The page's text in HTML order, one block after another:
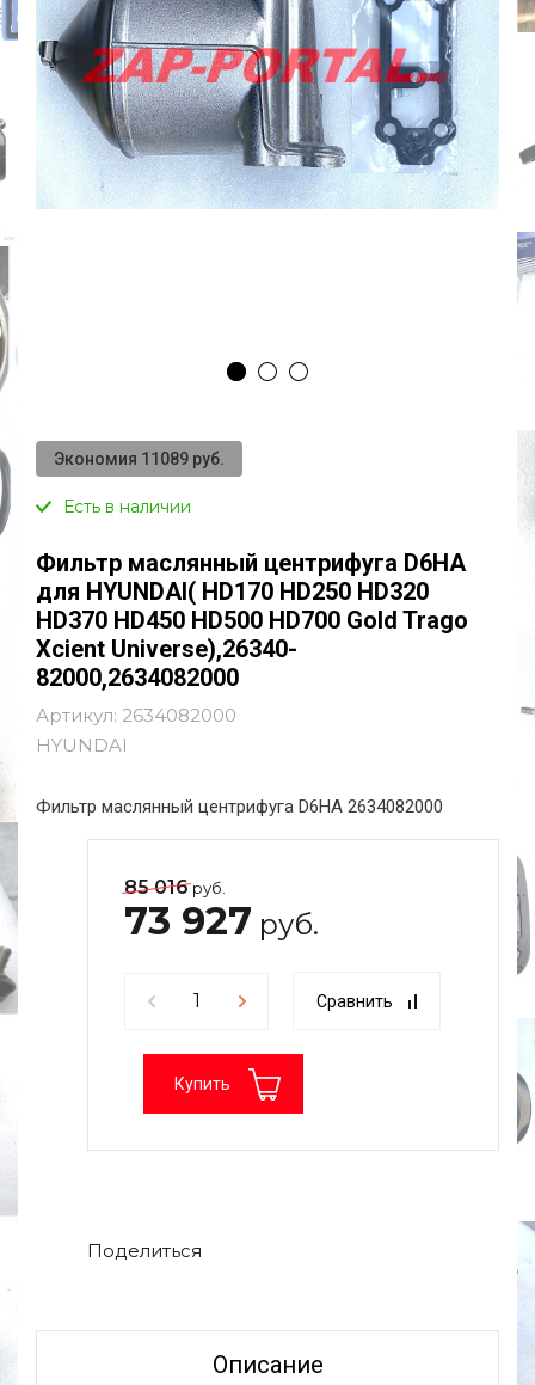
Экономия 11089 руб.
Есть в наличии
Фильтр маслянный центрифуга D6HA
для HYUNDAI( HD170 HD250 HD320
HD370 HD450 HD500 HD700 Gold Trago
Xcient Universe),26340-
82000,2634082000
Артикул: 2634082000
HYUNDAI
Фильтр маслянный центрифуга D6HA 2634082000
85 016руб.
73 927 руб.
Сравнить
Купить
Поделиться
Описание